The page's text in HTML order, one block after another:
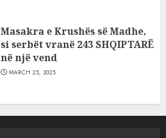
Masakra e Krushës së Madhe,
si serbët vranë 243 SHQIPTARË
në një vend
MARCH 25, 2025